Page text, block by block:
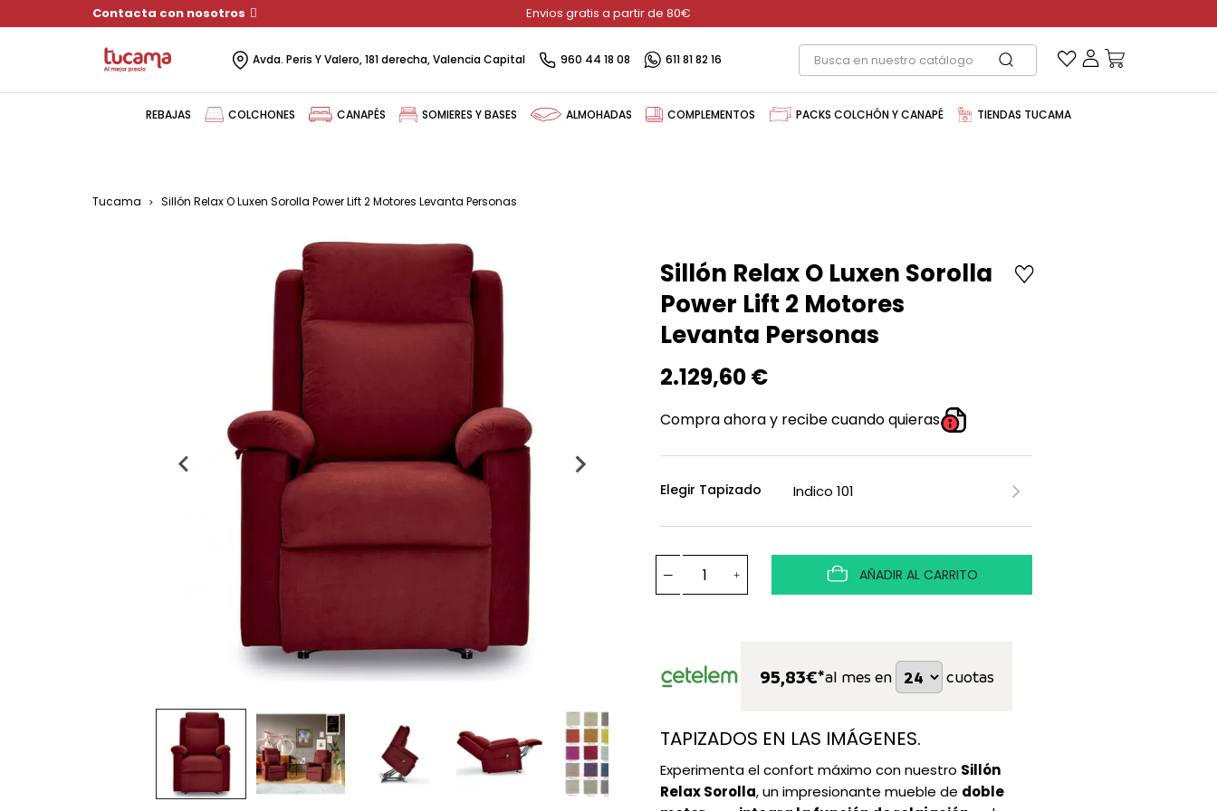
Contacta con nosotros Envios gratis a partir de 80€
Avda. Peris Y Valero, 181 derecha, Valencia Capital 960 44 18 08 611 81 82 16
REBAJAS COLCHONES CANAPÉS SOMIERES Y BASES ALMOHADAS COMPLEMENTOS PACKS COLCHÓN Y CANAPÉ TIENDAS TUCAMA
Tucama Sillón Relax O Luxen Sorolla Power Lift 2 Motores Levanta Personas
Sillón Relax O Luxen Sorolla
Power Lift 2 Motores
Levanta Personas
2.129,60 €
Compra ahora y recibe cuando quieras
Elegir Tapizado
AÑADIR AL CARRITO
95,83€*al mes en cuotas
TAPIZADOS EN LAS IMÁGENES.
Experimenta el confort máximo con nuestro Sillón
Relax Sorolla, un impresionante mueble de doble